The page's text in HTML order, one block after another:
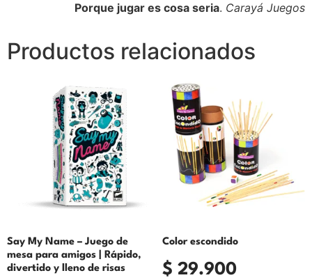
Porque jugar es cosa seria. Carayá Juegos
Productos relacionados
Say My Name – Juego de
mesa para amigos | Rápido,
divertido y lleno de risas
Color escondido
$ 29.900